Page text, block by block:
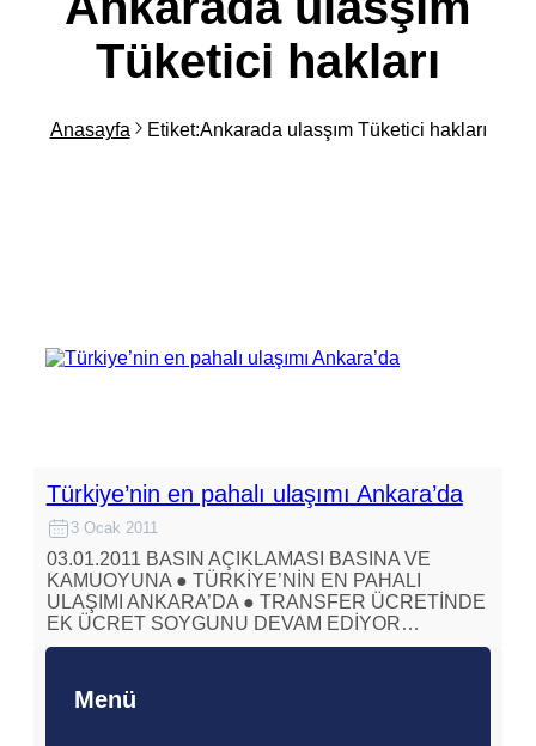
Tüketici hakları
Anasayfa Etiket:Ankarada ulasşım Tüketici hakları
Türkiye’nin en pahalı ulaşımı Ankara’da
3 Ocak 2011
03.01.2011 BASIN AÇIKLAMASI BASINA VE
KAMUOYUNA ● TÜRKİYE’NİN EN PAHALI
ULAŞIMI ANKARA’DA ● TRANSFER ÜCRETİNDE
EK ÜCRET SOYGUNU DEVAM EDİYOR…
Menü